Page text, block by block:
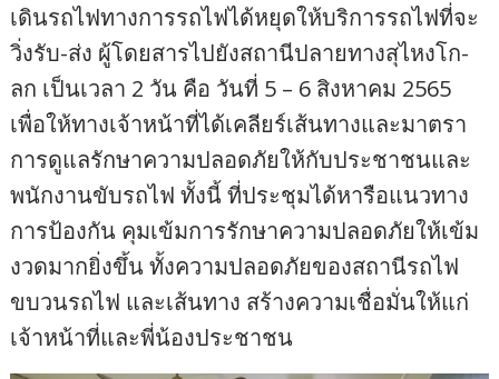
เดินรถไฟทางการรถไฟได้หยุดให้บริการรถไฟที่จะ
วิ่งรับ-ส่ง ผู้โดยสารไปยังสถานีปลายทางสุไหงโก-
ลก เป็นเวลา 2 วัน คือ วันที่ 5 – 6 สิงหาคม 2565
เพื่อให้ทางเจ้าหน้าที่ได้เคลียร์เส้นทางและมาตรา
การดูแลรักษาความปลอดภัยให้กับประชาชนและ
พนักงานขับรถไฟ ทั้งนี้ ที่ประชุมได้หารือแนวทาง
การป้องกัน คุมเข้มการรักษาความปลอดภัยให้เข้ม
งวดมากยิ่งขึ้น ทั้งความปลอดภัยของสถานีรถไฟ
ขบวนรถไฟ และเส้นทาง สร้างความเชื่อมั่นให้แก่
เจ้าหน้าที่และพี่น้องประชาชน